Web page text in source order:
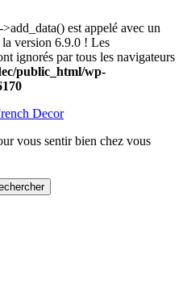
est appelé avec un
la version 6.9.0 ! Les
ignorés par tous les navigateurs
public_html/wp-
Decor
vous sentir bien chez vous